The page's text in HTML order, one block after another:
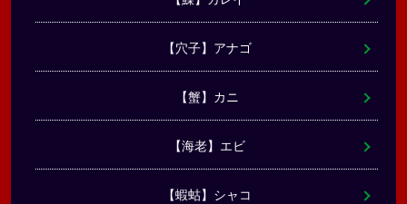
【穴子】アナゴ
【蟹】カニ
【海老】エビ
【蝦蛄】シャコ